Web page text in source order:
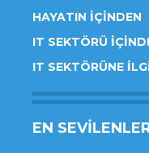
HAYATIN İÇINDEN
IT SEKTÖRÜ
IT SEKTÖRÜNE
EN